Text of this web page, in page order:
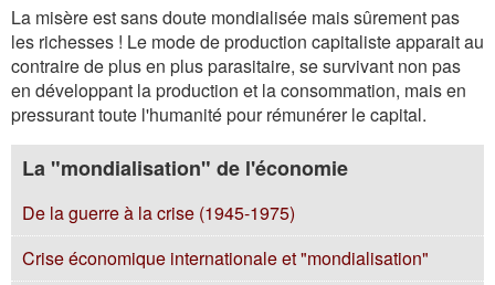
La misère est sans doute mondialisée mais sûrement pas
les richesses ! Le mode de production capitaliste apparait au
contraire de plus en plus parasitaire, se survivant non pas
en développant la production et la consommation, mais en
pressurant toute l'humanité pour rémunérer le capital.
La "mondialisation" de l'économie
De la guerre à la crise (1945-1975)
Crise économique internationale et "mondialisation"